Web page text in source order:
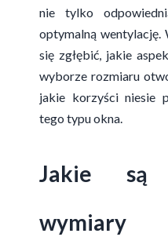
nie tylko
optymalną
się zgłębić, jakie
wyborze rozmiaru
jakie korzyści niesie
tego typu okna.
Jakie są